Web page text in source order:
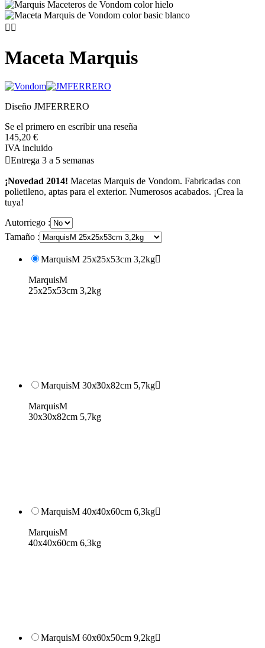
 
Maceta Marquis
Diseño JMFERRERO
Se el primero en escribir una reseña
145,20 €
IVA incluido
Entrega 3 a 5 semanas
¡Novedad 2014! Macetas Marquis de Vondom. Fabricadas con
polietileno, aptas para el exterior. Numerosos acabados. ¡Crea la
tuya!
Autorriego :
Tamaño :
MarquisM 25x25x53cm 3,2kg
MarquisM
25x25x53cm 3,2kg
MarquisM 30x30x82cm 5,7kg
MarquisM
30x30x82cm 5,7kg
MarquisM 40x40x60cm 6,3kg
MarquisM
40x40x60cm 6,3kg
MarquisM 60x60x50cm 9,2kg